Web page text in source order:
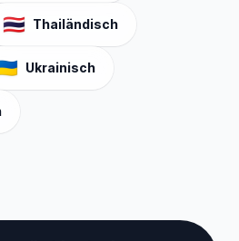
🇹🇭 Thailändisch
Ukrainisch